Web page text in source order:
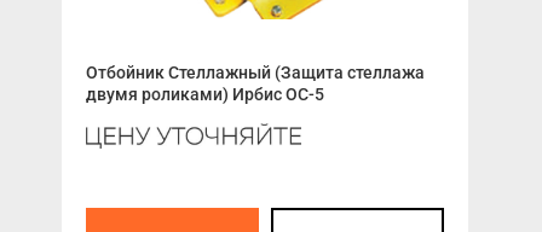
Отбойник Стеллажный (Защита стеллажа
двумя роликами) Ирбис ОС-5